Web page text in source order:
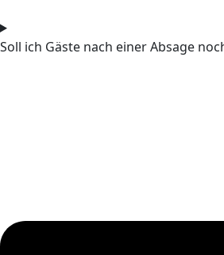
Soll ich Gäste nach einer Absage